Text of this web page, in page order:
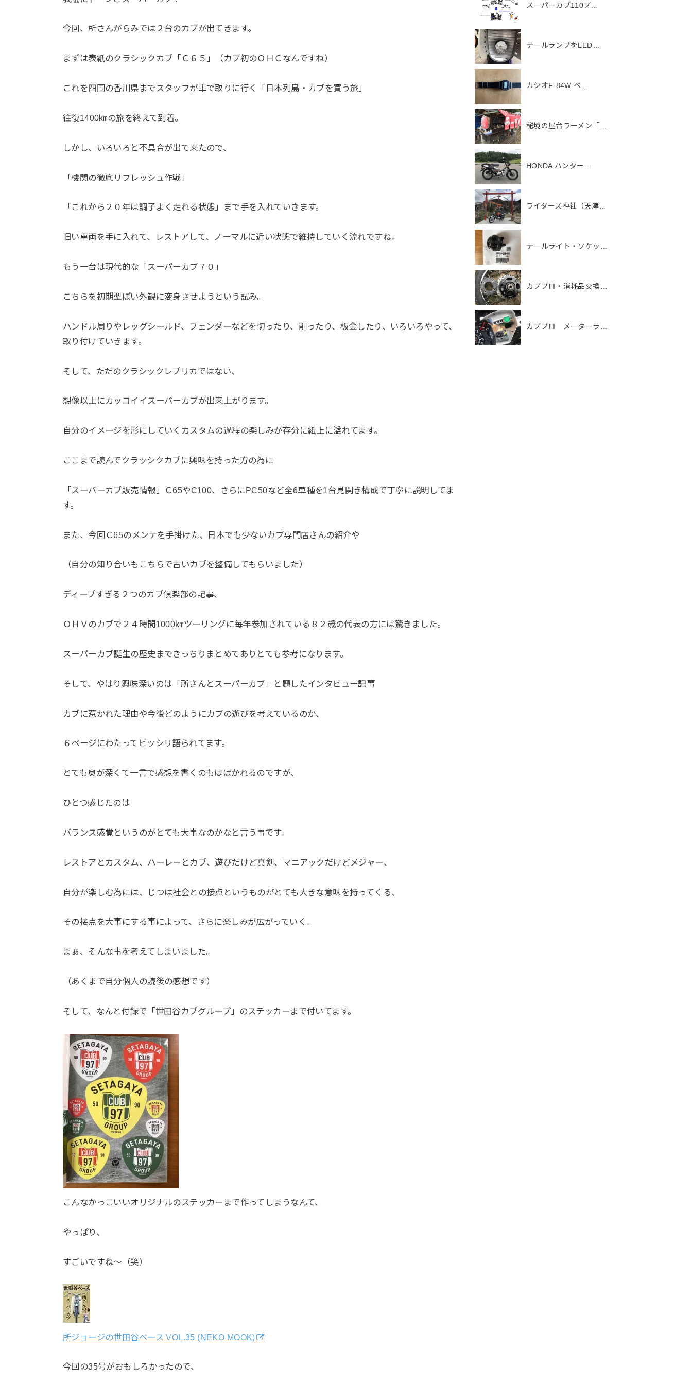
今回、所さんがらみでは２台のカブが出てきます。
まずは表紙のクラシックカブ「Ｃ６５」（カブ初のＯＨＣなんですね）
これを四国の香川県までスタッフが車で取りに行く「日本列島・カブを買う旅」
往復1400㎞の旅を終えて到着。
しかし、いろいろと不具合が出て来たので、
「機関の徹底リフレッシュ作戦」
「これから２０年は調子よく走れる状態」まで手を入れていきます。
旧い車両を手に入れて、レストアして、ノーマルに近い状態で維持していく流れですね。
もう一台は現代的な「スーパーカブ７０」
こちらを初期型ぽい外観に変身させようという試み。
ハンドル周りやレッグシールド、フェンダーなどを切ったり、削ったり、板金したり、いろいろやって、
取り付けていきます。
そして、ただのクラシックレプリカではない、
想像以上にカッコイイスーパーカブが出来上がります。
自分のイメージを形にしていくカスタムの過程の楽しみが存分に紙上に溢れてます。
ここまで読んでクラッシクカブに興味を持った方の為に
「スーパーカブ販売情報」Ｃ65やC100、さらにPC50など全6車種を1台見開き構成で丁寧に説明してま
す。
また、今回Ｃ65のメンテを手掛けた、日本でも少ないカブ専門店さんの紹介や
（自分の知り合いもこちらで古いカブを整備してもらいました）
ディープすぎる２つのカブ倶楽部の記事、
ＯＨＶのカブで２４時間1000㎞ツーリングに毎年参加されている８２歳の代表の方には驚きました。
スーパーカブ誕生の歴史まできっちりまとめてありとても参考になります。
そして、やはり興味深いのは「所さんとスーパーカブ」と題したインタビュー記事
カブに惹かれた理由や今後どのようにカブの遊びを考えているのか、
６ページにわたってビッシリ語られてます。
とても奥が深くて一言で感想を書くのもはばかれるのですが、
ひとつ感じたのは
バランス感覚というのがとても大事なのかなと言う事です。
レストアとカスタム、ハーレーとカブ、遊びだけど真剣、マニアックだけどメジャー、
自分が楽しむ為には、じつは社会との接点というものがとても大きな意味を持ってくる、
その接点を大事にする事によって、さらに楽しみが広がっていく。
まぁ、そんな事を考えてしまいました。
（あくまで自分個人の読後の感想です）
そして、なんと付録で「世田谷カブグループ」のステッカーまで付いてます。
こんなかっこいいオリジナルのステッカーまで作ってしまうなんて、
やっぱり、
すごいですね～（笑）
所ジョージの世田谷ベース VOL.35 (NEKO MOOK)
今回の35号がおもしろかったので、
スーパーカブ110プ…
テールランプをLED…
カシオF-84W ベ…
秘境の屋台ラーメン「…
HONDA ハンター…
ライダーズ神社（天津…
テールライト・ソケッ…
カブプロ・消耗品交換…
カブプロ メーターラ…